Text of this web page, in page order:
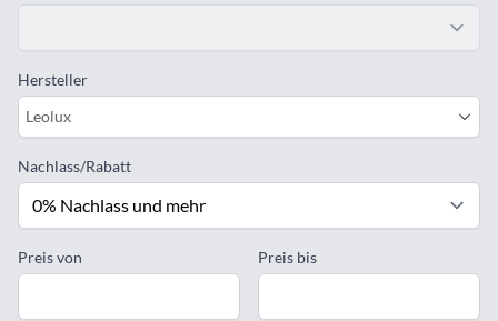
Hersteller
Leolux
Nachlass/Rabatt
Preis von Preis bis